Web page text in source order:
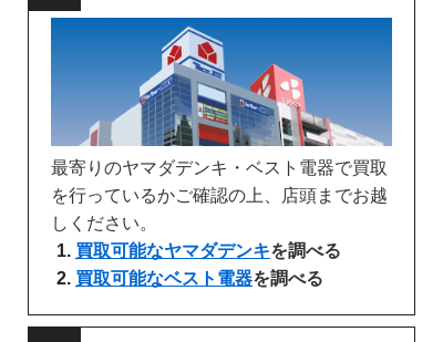
最寄りのヤマダデンキ・ベスト電器で買取
を行っているかご確認の上、店頭までお越
しください。
買取可能なヤマダデンキを調べる
買取可能なベスト電器を調べる